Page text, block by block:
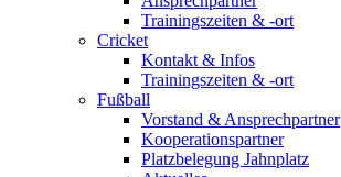
Trainingszeiten & -ort
Cricket
Kontakt & Infos
Trainingszeiten & -ort
Fußball
Vorstand & Ansprechpartner
Kooperationspartner
Platzbelegung Jahnplatz